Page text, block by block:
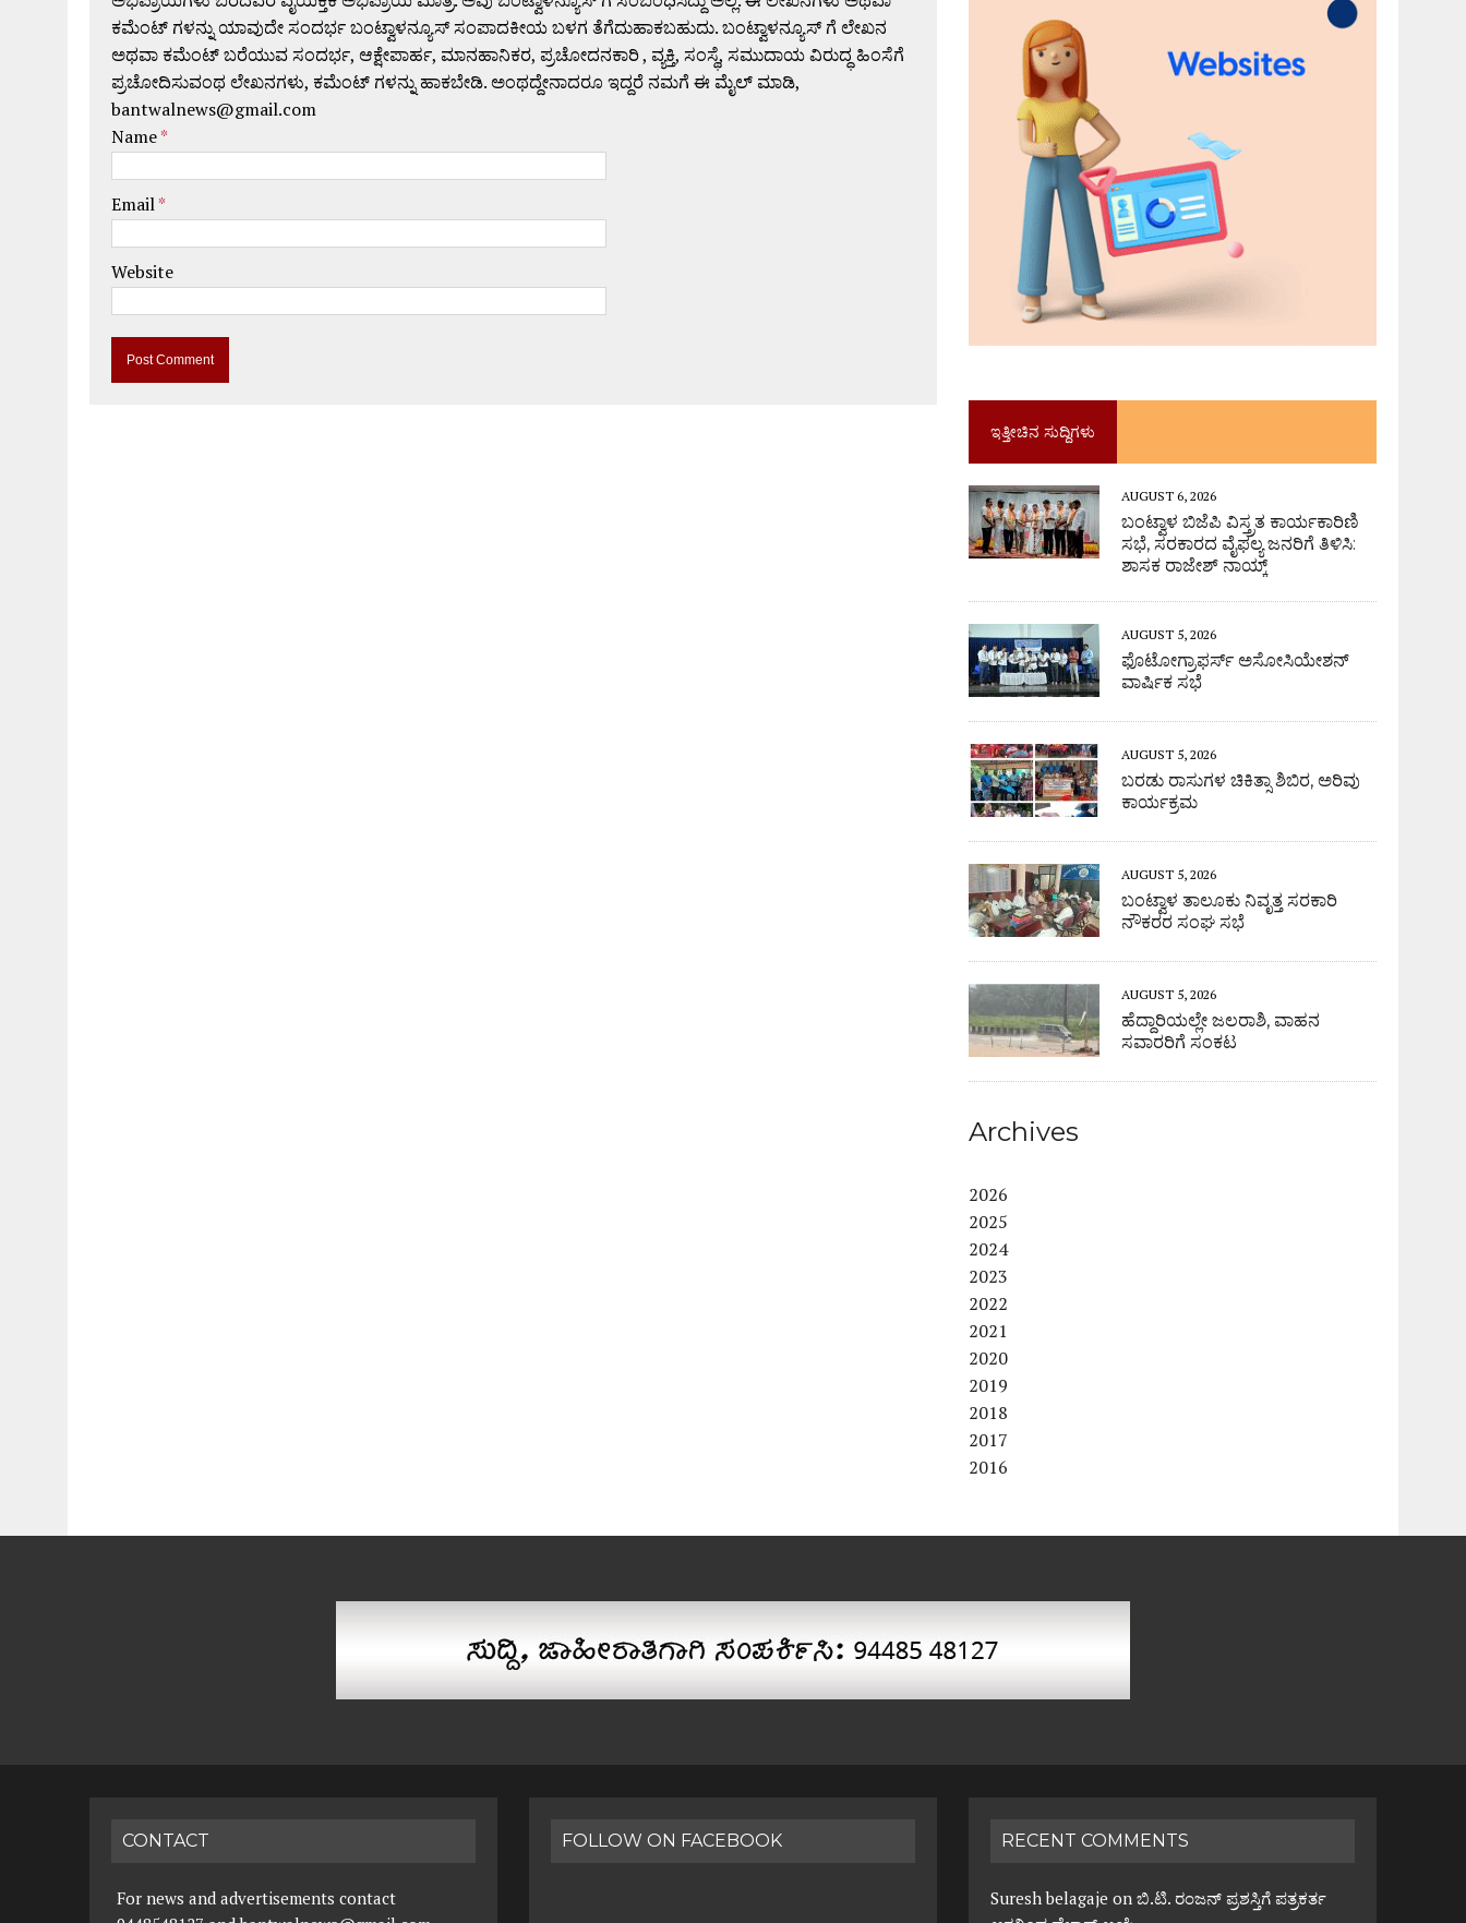
ಕಮೆಂಟ್ ಗಳನ್ನು ಯಾವುದೇ ಸಂದರ್ಭ ಬಂಟ್ವಾಳನ್ಯೂಸ್ ಸಂಪಾದಕೀಯ ಬಳಗ ತೆಗೆದುಹಾಕಬಹುದು. ಬಂಟ್ವಾಳನ್ಯೂಸ್ ಗೆ ಲೇಖನ
ಅಥವಾ ಕಮೆಂಟ್ ಬರೆಯುವ ಸಂದರ್ಭ, ಆಕ್ಷೇಪಾರ್ಹ, ಮಾನಹಾನಿಕರ, ಪ್ರಚೋದನಕಾರಿ , ವ್ಯಕ್ತಿ, ಸಂಸ್ಥೆ, ಸಮುದಾಯ ವಿರುದ್ಧ ಹಿಂಸೆಗೆ
ಪ್ರಚೋದಿಸುವಂಥ ಲೇಖನಗಳು, ಕಮೆಂಟ್ ಗಳನ್ನು ಹಾಕಬೇಡಿ. ಅಂಥದ್ದೇನಾದರೂ ಇದ್ದರೆ ನಮಗೆ ಈ ಮೈಲ್ ಮಾಡಿ,
bantwalnews@gmail.com
Name*
Email*
Website
ಇತ್ತೀಚಿನ ಸುದ್ದಿಗಳು
AUGUST 6, 2026
ಬಂಟ್ವಾಳ ಬಿಜೆಪಿ ವಿಸ್ತ್ರತ ಕಾರ್ಯಕಾರಿಣಿ
ಸಭೆ, ಸರಕಾರದ ವೈಫಲ್ಯ ಜನರಿಗೆ ತಿಳಿಸಿ:
ಶಾಸಕ ರಾಜೇಶ್ ನಾಯ್ಕ್
AUGUST 5, 2026
ಫೊಟೋಗ್ರಾಫರ್ಸ್ ಅಸೋಸಿಯೇಶನ್
ವಾರ್ಷಿಕ ಸಭೆ
AUGUST 5, 2026
ಬರಡು ರಾಸುಗಳ ಚಿಕಿತ್ಸಾ ಶಿಬಿರ, ಅರಿವು
ಕಾರ್ಯಕ್ರಮ
AUGUST 5, 2026
ಬಂಟ್ವಾಳ ತಾಲೂಕು ನಿವೃತ್ತ ಸರಕಾರಿ
ನೌಕರರ ಸಂಘ ಸಭೆ
AUGUST 5, 2026
ಹೆದ್ದಾರಿಯಲ್ಲೇ ಜಲರಾಶಿ, ವಾಹನ
ಸವಾರರಿಗೆ ಸಂಕಟ
Archives
2026
2025
2024
2023
2022
2021
2020
2019
2018
2017
2016
CONTACT
For news and advertisements contact
FOLLOW ON FACEBOOK RECENT COMMENTS
Suresh belagaje onಬಿ.ಟಿ. ರಂಜನ್ ಪ್ರಶಸ್ತಿಗೆ ಪತ್ರಕರ್ತ